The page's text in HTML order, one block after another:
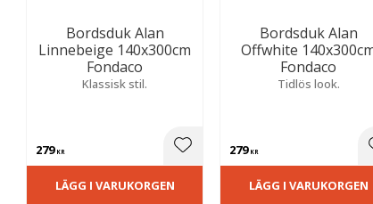
Bordsduk Alan
Linnebeige 140x300cm
Fondaco
Klassisk stil.
279KR Lägg till i favoriter
LÄGG I VARUKORGEN
Bordsduk Alan
Offwhite
Fondaco
Tidlös look.
279KR
LÄGG I VARUKORGEN